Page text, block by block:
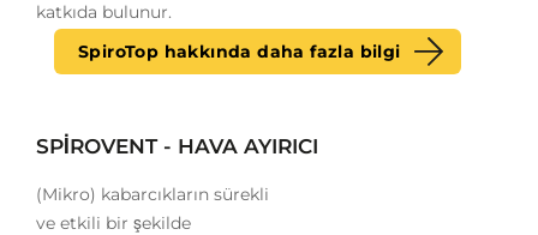
katkıda bulunur.
SpiroTop hakkında daha fazla bilgi
SPIROVENT - HAVA AYIRICI
(Mikro) kabarcıkların sürekli
ve etkili bir şekilde